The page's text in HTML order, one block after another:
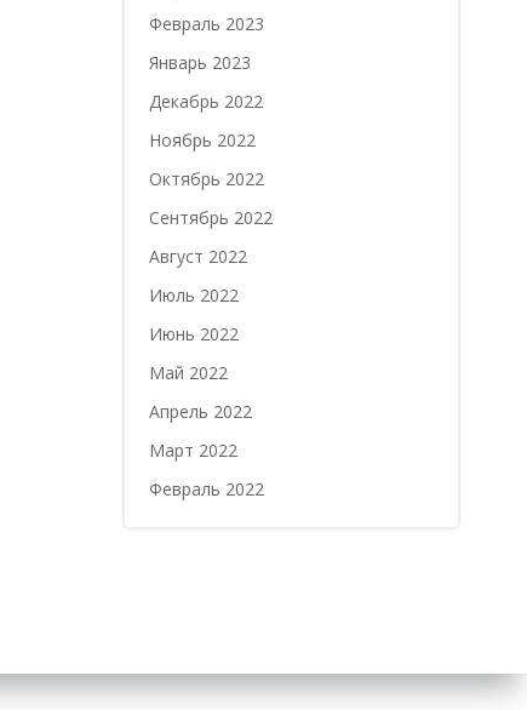
Февраль 2023
Январь 2023
Декабрь 2022
Ноябрь 2022
Октябрь 2022
Сентябрь 2022
Август 2022
Июль 2022
Июнь 2022
Май 2022
Апрель 2022
Март 2022
Февраль 2022